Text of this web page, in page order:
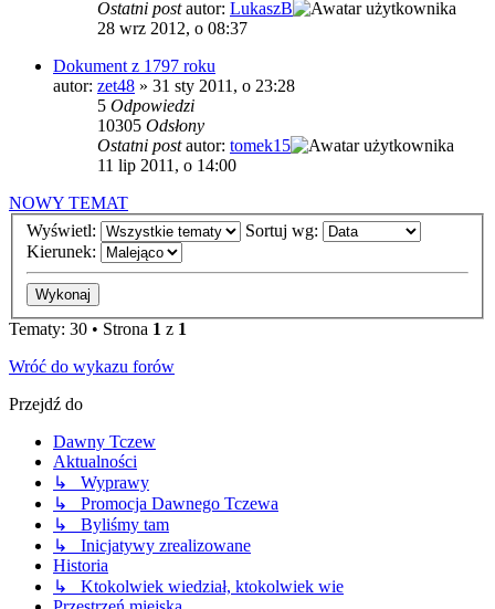
Ostatni postautor: LukaszB
28 wrz 2012, o 08:37
Dokument z 1797 roku
autor: zet48 » 31 sty 2011, o 23:28
5 Odpowiedzi
10305 Odsłony
Ostatni postautor: tomek15
11 lip 2011, o 14:00
NOWY TEMAT
Wyświetl:
Sortuj wg:
Kierunek:
Tematy: 30 • Strona 1 z 1
Wróć do wykazu forów
Przejdź do
Dawny Tczew
Aktualności
↳ Wyprawy
↳ Promocja Dawnego Tczewa
↳ Byliśmy tam
↳ Inicjatywy zrealizowane
Historia
↳ Ktokolwiek wiedział, ktokolwiek wie